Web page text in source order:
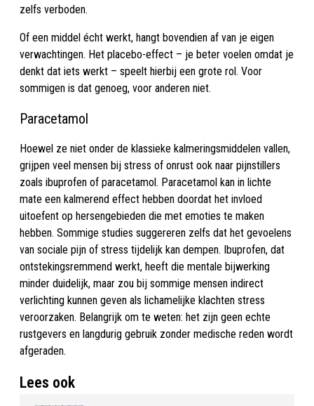
zelfs verboden.
Of een middel écht werkt, hangt bovendien af van je eigen
verwachtingen. Het placebo-effect – je beter voelen omdat je
denkt dat iets werkt – speelt hierbij een grote rol. Voor
sommigen is dat genoeg, voor anderen niet.
Paracetamol
Hoewel ze niet onder de klassieke kalmeringsmiddelen vallen,
grijpen veel mensen bij stress of onrust ook naar pijnstillers
zoals ibuprofen of paracetamol. Paracetamol kan in lichte
mate een kalmerend effect hebben doordat het invloed
uitoefent op hersengebieden die met emoties te maken
hebben. Sommige studies suggereren zelfs dat het gevoelens
van sociale pijn of stress tijdelijk kan dempen. Ibuprofen, dat
ontstekingsremmend werkt, heeft die mentale bijwerking
minder duidelijk, maar zou bij sommige mensen indirect
verlichting kunnen geven als lichamelijke klachten stress
veroorzaken. Belangrijk om te weten: het zijn geen echte
rustgevers en langdurig gebruik zonder medische reden wordt
afgeraden.
Lees ook